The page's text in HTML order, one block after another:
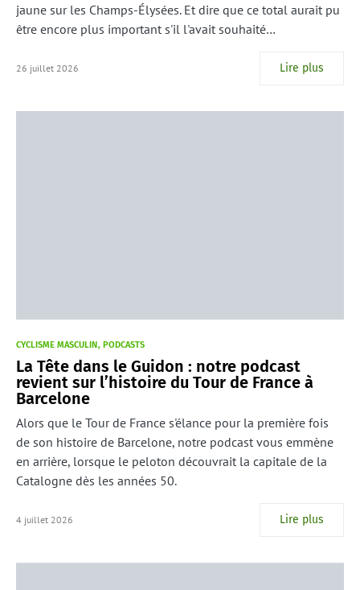
jaune sur les Champs-Élysées. Et dire que ce total aurait pu
être encore plus important s'il l'avait souhaité…
26 juillet 2026 Lire plus
CYCLISME MASCULIN PODCASTS
La Tête dans le Guidon : notre podcast
revient sur l’histoire du Tour de France à
Barcelone
Alors que le Tour de France s'élance pour la première fois
de son histoire de Barcelone, notre podcast vous emmène
en arrière, lorsque le peloton découvrait la capitale de la
Catalogne dès les années 50.
4 juillet 2026 Lire plus